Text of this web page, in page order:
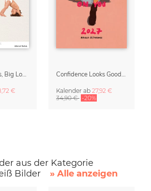
€
Kalender ab 27,92 €
34,90 € -20%
aus der Kategorie
Bilder
» Alle anzeigen